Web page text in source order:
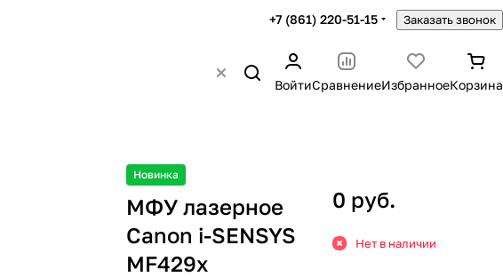
+7 (861) 220-51-15 Заказать звонок
ВойтиСравнениеИзбранноеКорзина
Новинка
МФУ лазерное
Canon i-SENSYS
MF429x
0 руб.
Нет в наличии